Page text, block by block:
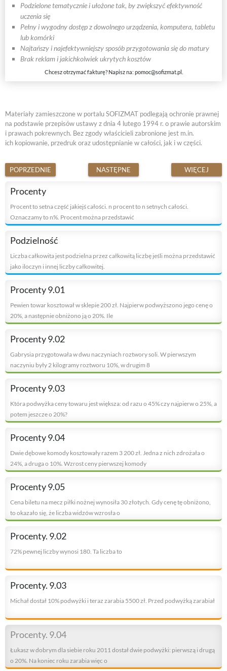
Podzielone tematycznie i ułożone tak, by zwiększyć efektywność
uczenia się
Pełny i wygodny dostęp z dowolnego urządzenia, komputera, tabletu
lub komórki
Najtańszy i najefektywniejszy sposób przygotowania się do matury
Brak reklam i jakichkolwiek ukrytych kosztów
Chcesz otrzymać fakturę? Napisz na: pomoc@sofizmat.pl
Materiały zamieszczone w portalu SOFIZMAT podlegają ochronie prawnej
na podstawie przepisów ustawy z dnia 4 lutego 1994 r. o prawie autorskim
i prawach pokrewnych. Bez zgody właścicieli zabronione jest m.in.
ich kopiowanie, przedruk oraz udostępnianie w całości, jak i w części.
POPRZEDNIE NASTĘPNE WIĘCEJ
Procenty
Procent to setna część jakiejś całości. n procent to n setnych całości.
Oznaczamy to n%. Procent można przedstawić
Podzielność
Liczba całkowita jest podzielna przez całkowitą liczbę jeśli można przedstawić
jako iloczyn i innej liczby całkowitej.
Procenty 9.01
Pewien towar kosztował w sklepie 200 zł. Najpierw podwyższono jego cenę o
20%, a następnie obniżono ją o 20%. Ile
Procenty 9.02
Gabrysia przygotowała w dwu naczyniach roztwory soli. W pierwszym
naczyniu były 2 kilogramy roztworu 10%, w drugim 8
Procenty 9.03
Która podwyżka ceny towaru jest większa: od razu o 45% czy najpierw o 25%, a
potem jeszcze o 20%?
Procenty 9.04
Dwie dębowe komody kosztowały razem 3 200 zł. Jedna z nich zdrożała o
24%, a druga o 10%. Wzrost ceny pierwszej komody
Procenty 9.05
Cena biletu na mecz piłki nożnej wynosiła 30 złotych. Gdy cenę tę obniżono,
to okazało się, że liczba widzów wzrosła o
Procenty. 9.02
72% pewnej liczby wynosi 180. Ta liczba to
Procenty. 9.03
Michał dostał 10% podwyżki i teraz zarabia 5500 zł. Przed podwyżką zarabiał
Procenty. 9.04
Łukasz w dobrym dla siebie roku 2011 dostał dwie podwyżki: pierwszą i drugą
o 20%. Na koniec roku zarabia więc o